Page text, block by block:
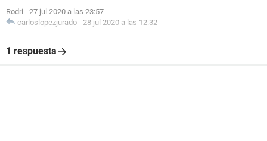
Rodri - 27 jul 2020 a las 23:57
carloslopezjurado - 28 jul 2020 a las 12:32
1 respuesta